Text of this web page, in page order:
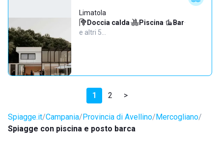
Limatola
Doccia calda· Piscina· Bar·
e altri 5…
1 2 >
Spiagge.it Campania Provincia di Avellino Mercogliano
Spiagge con piscina e posto barca